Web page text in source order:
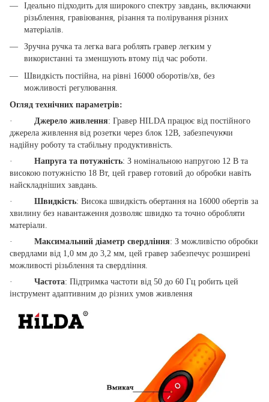
Ідеально підходить для широкого спектру завдань, включаючи
різьблення, гравіювання, різання та полірування різних
матеріалів.
Зручна ручка та легка вага роблять гравер легким у
використанні та зменшують втому під час роботи.
Швидкість постійна, на рівні 16000 оборотів/хв, без
можливості регулювання.
Огляд технічних параметрів:
· Джерело живлення: Гравер HILDA працює від постійного
джерела живлення від розетки через блок 12В, забезпечуючи
надійну роботу та стабільну продуктивність.
· Напруга та потужність: З номінальною напругою 12 В та
високою потужністю 18 Вт, цей гравер готовий до обробки навіть
найскладніших завдань.
· Швидкість: Висока швидкість обертання на 16000 обертів за
хвилину без навантаження дозволяє швидко та точно обробляти
матеріали.
· Максимальний діаметр свердління: З можливістю обробки
свердлами від 1,0 мм до 3,2 мм, цей гравер забезпечує розширені
можливості різьблення та свердління.
· Частота: Підтримка частоти від 50 до 60 Гц робить цей
інструмент адаптивним до різних умов живлення